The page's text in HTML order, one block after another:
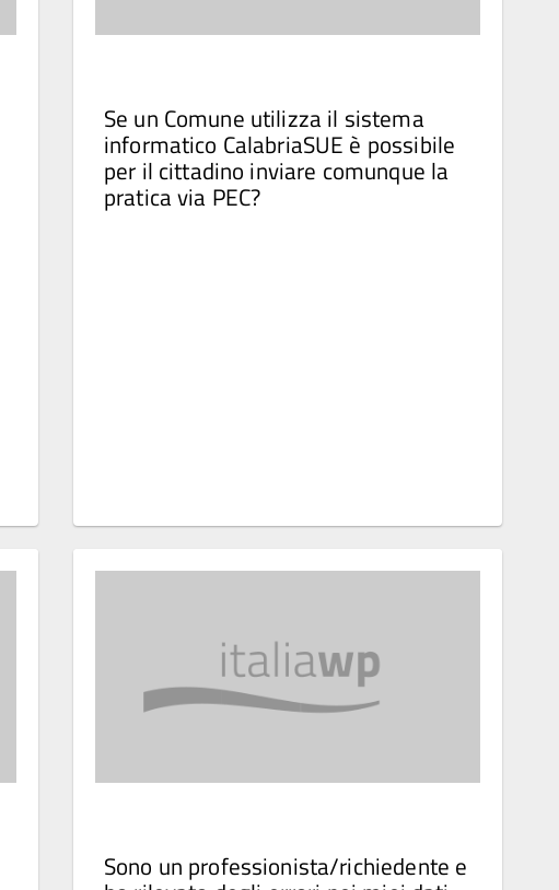
Se un Comune utilizza il sistema
informatico CalabriaSUE è possibile
per il cittadino inviare comunque la
pratica via PEC?
Sono un professionista/richiedente e